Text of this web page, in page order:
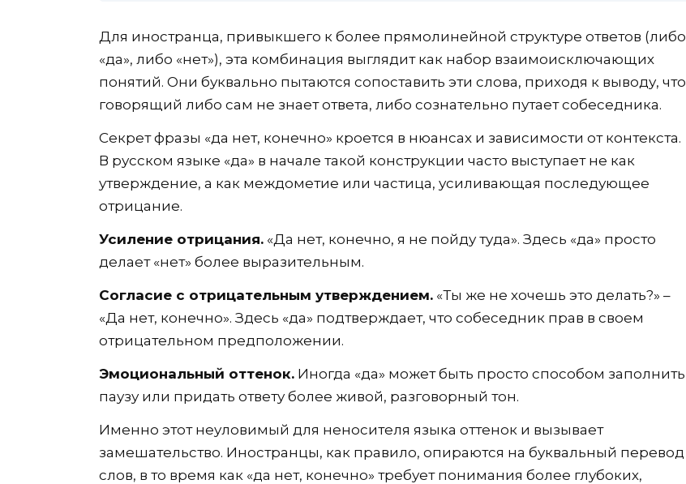
Для иностранца, привыкшего к более прямолинейной структуре ответов (либо
«да», либо «нет»), эта комбинация выглядит как набор взаимоисключающих
понятий. Они буквально пытаются сопоставить эти слова, приходя к выводу, что
говорящий либо сам не знает ответа, либо сознательно путает собеседника.
Секрет фразы «да нет, конечно» кроется в нюансах и зависимости от контекста.
В русском языке «да» в начале такой конструкции часто выступает не как
утверждение, а как междометие или частица, усиливающая последующее
отрицание.
Усиление отрицания. «Да нет, конечно, я не пойду туда». Здесь «да» просто
делает «нет» более выразительным.
Согласие с отрицательным утверждением. «Ты же не хочешь это делать?» –
«Да нет, конечно». Здесь «да» подтверждает, что собеседник прав в своем
отрицательном предположении.
Эмоциональный оттенок. Иногда «да» может быть просто способом заполнить
паузу или придать ответу более живой, разговорный тон.
Именно этот неуловимый для неносителя языка оттенок и вызывает
замешательство. Иностранцы, как правило, опираются на буквальный перевод
слов, в то время как «да нет, конечно» требует понимания более глубоких,